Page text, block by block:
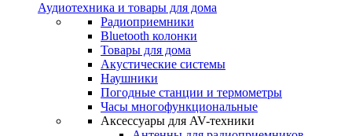
Аудиотехника и товары для дома
Радиоприемники
Bluetooth колонки
Товары для дома
Акустические системы
Наушники
Погодные станции и термометры
Часы многофункциональные
Аксессуары для AV-техники